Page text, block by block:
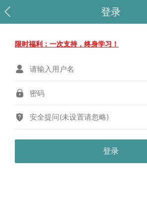
登录
限时福利：一次支持，终身学习！
安全提问(未设置请忽略)
登录